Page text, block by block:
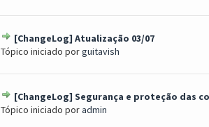
[ChangeLog] Atualização 03/07
Tópico iniciado porguitavish
1 Voto(s) - 5 de 5 em média
12 34 5
[ChangeLog] Segurança e proteção das
Tópico iniciado poradmin
1 Voto(s) - 5 de 5 em média
1 2 34 5